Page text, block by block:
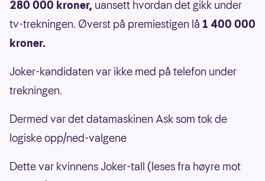
280 000 kroner, uansett hvordan det gikk under
tv-trekningen. Øverst på premiestigen lå 1 400 000
kroner.
Joker-kandidaten var ikke med på telefon under
trekningen.
Dermed var det datamaskinen Ask som tok de
logiske opp/ned-valgene
Dette var kvinnens Joker-tall (leses fra høyre mot